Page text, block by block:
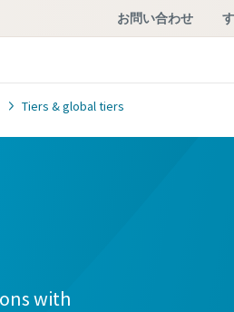
お問い合わせ
Tiers & global tiers
with